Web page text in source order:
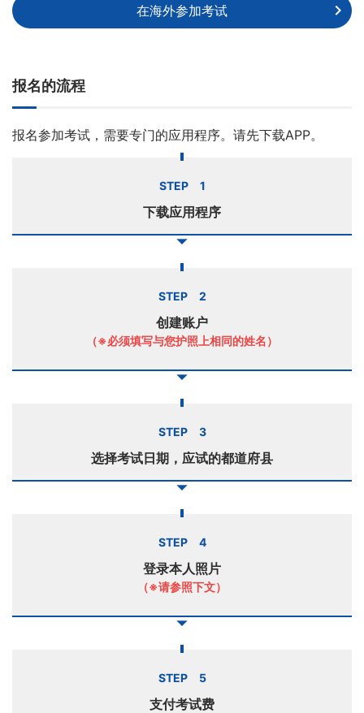
在海外参加考试
报名的流程
报名参加考试，需要专门的应用程序。请先下载APP。
STEP 1
下载应用程序
STEP 2
创建账户
（※必须填写与您护照上相同的姓名）
STEP 3
选择考试日期，应试的都道府县
STEP 4
登录本人照片
（※请参照下文）
STEP 5
支付考试费